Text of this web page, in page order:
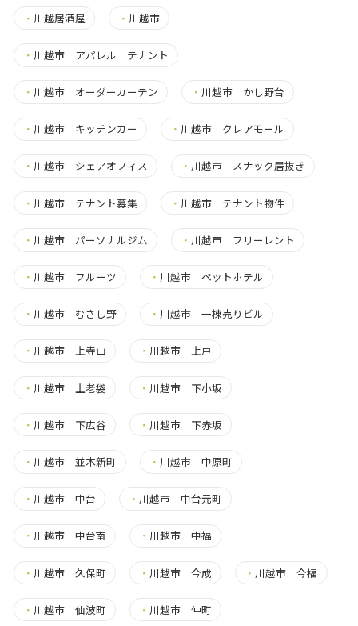
・ 川越居酒屋 ・ 川越市
・ 川越市 アパレル テナント
・ 川越市 オーダーカーテン ・ 川越市 かし野台
・ 川越市 キッチンカー ・ 川越市 クレアモール
・ 川越市 シェアオフィス ・ 川越市 スナック居抜き
・ 川越市 テナント募集 ・ 川越市 テナント物件
・ 川越市 パーソナルジム ・ 川越市 フリーレント
・ 川越市 フルーツ ・ 川越市 ペットホテル
・ 川越市 むさし野 ・ 川越市 一棟売りビル
・ 川越市 上寺山 ・ 川越市 上戸
・ 川越市 上老袋 ・ 川越市 下小坂
・ 川越市 下広谷 ・ 川越市 下赤坂
・ 川越市 並木新町 ・ 川越市 中原町
・ 川越市 中台 ・ 川越市 中台元町
・ 川越市 中台南 ・ 川越市 中福
・ 川越市 久保町 ・ 川越市 今成 ・ 川越市 今福
・ 川越市 仙波町 ・ 川越市 仲町